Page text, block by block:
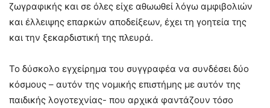
ζωγραφικής και σε όλες είχε αθωωθεί λόγω αμφιβολιών
και έλλειψης επαρκών αποδείξεων, έχει τη γοητεία της
και την ξεκαρδιστική της πλευρά.
Το δύσκολο εγχείρημα του συγγραφέα να συνδέσει δύο
κόσμους – αυτόν της νομικής επιστήμης με αυτόν της
παιδικής λογοτεχνίας- που αρχικά φαντάζουν τόσο